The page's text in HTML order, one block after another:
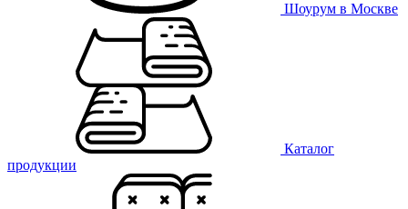
Шоурум в Москве
Каталог
продукции